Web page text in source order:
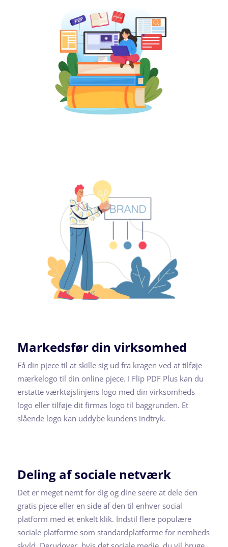
Markedsfør din virksomhed
Få din pjece til at skille sig ud fra kragen ved at tilføje
mærkelogo til din online pjece. I Flip PDF Plus kan du
erstatte værktøjslinjens logo med din virksomheds
logo eller tilføje dit firmas logo til baggrunden. Et
slående logo kan uddybe kundens indtryk.
Deling af sociale netværk
Det er meget nemt for dig og dine seere at dele den
gratis pjece eller en side af den til enhver social
platform med et enkelt klik. Indstil flere populære
sociale platforme som standardplatforme for nemheds